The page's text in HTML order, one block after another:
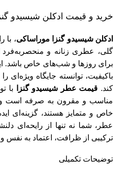
خرید و قیمت ادکلن شیسیدو
ادکلن شیسیدو گنزا موراساکی، با
گلی، عطری زنانه و
برای روزها و شب‌های خاص باشد.
باکیفیت، توانسته جایگاه ویژه‌ای
کند. قیمت عطر شیسیدو گنزا
با
مناسب و مقرون به صرفه است و
خاص و متمایز هستند، گزینه‌ای
عطر، شما نه تنها از رایحه‌ای
ترکیبی از ظرافت، اعتماد به نفس و
توضیحات تکمیلی